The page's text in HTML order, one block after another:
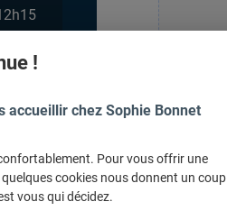
!
accueillir chez Sophie Bonnet
Pour vous offrir une
cookies nous donnent un coup
vous qui décidez.